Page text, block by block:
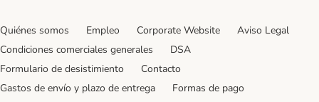
Quiénes somos Empleo Corporate Website
Aviso Legal
Condiciones comerciales generales
DSA
Formulario de desistimiento
Contacto
Gastos de envío y plazo de entrega
Formas de pago